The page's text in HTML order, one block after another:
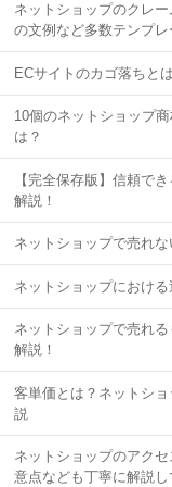
ネットショップのクレ
の文例など多数テンプ
ECサイトのカゴ落ちと
10個のネットショップ
は？
【完全保存版】信頼で
解説！
ネットショップで売れ
ネットショップにおけ
ネットショップで売れ
解説！
客単価とは？ネットシ
説
ネットショップのアク
意点なども丁寧に解説し